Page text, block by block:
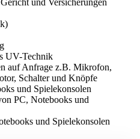
und Versicherungen
UV-Technik
auf Anfrage z.B. Mikrofon,
Schalter und Knöpfe
und Spielekonsolen
PC, Notebooks und
und Spielekonsolen